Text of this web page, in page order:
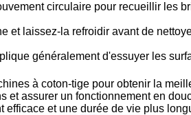
circulaire pour recueillir les
et laissez-la refroidir avant de
généralement d'essuyer les
à coton-tige pour obtenir la
et assurer un fonctionnement en
et une durée de vie plus